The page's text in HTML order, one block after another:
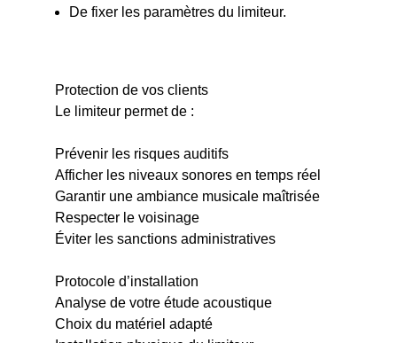
De fixer les paramètres du limiteur.
Protection de vos clients
Le limiteur permet de :
Prévenir les risques auditifs
Afficher les niveaux sonores en temps réel
Garantir une ambiance musicale maîtrisée
Respecter le voisinage
Éviter les sanctions administratives
Protocole d’installation
Analyse de votre étude acoustique
Choix du matériel adapté